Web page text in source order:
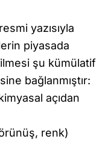
yazısıyla
piyasada
şu kümülatif
bağlanmıştır:
açıdan
renk)